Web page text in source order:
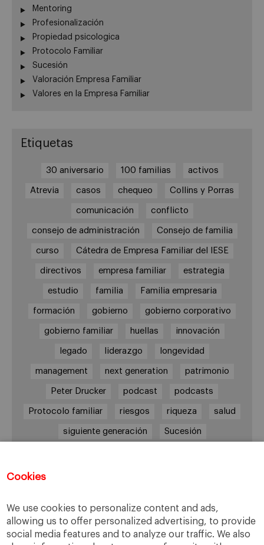
Cookies
We use cookies to personalize content and ads,
allowing us to offer personalized advertising, to provide
social media features and to analyze our traffic. We also
Mentoring
Profesionalización
Propiedad psicologica
Protocolo Familiar
Sucesión
Valoración Empresa Familiar
Valores en la Empresa Familiar
Etiquetas
30 aniversario 100 familias activos
Atrevia casos chequeo Collins y Porras
comunicación conflicto
consejo de administración Consejo de familia
curso Cátedra de Empresa Familiar del IESE
directivos empresa familiar estrategia
estudio familia Familia empresaria
formación gobierno gobierno corporativo
gobierno familiar huellas innovación
legado liderazgo longevidad
management next generation patrimonio
Peter Drucker podcast podcasts
Protocolo familiar riesgos riqueza salud
siguiente generación Sucesión
Enlaces